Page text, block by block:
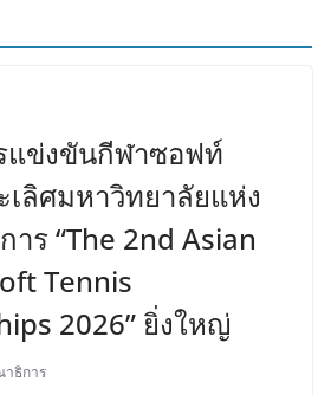
แข่งขันกีฬาซอฟท์
ลิศมหาวิทยาลัยแห่ง
าร “The 2nd Asian
Tennis
2026” ยิ่งใหญ่
าธิการ